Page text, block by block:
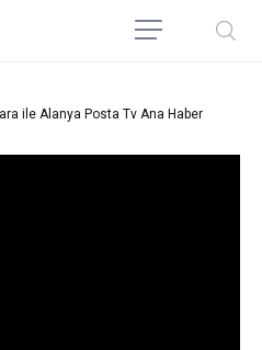
ile Alanya Posta Tv Ana Haber